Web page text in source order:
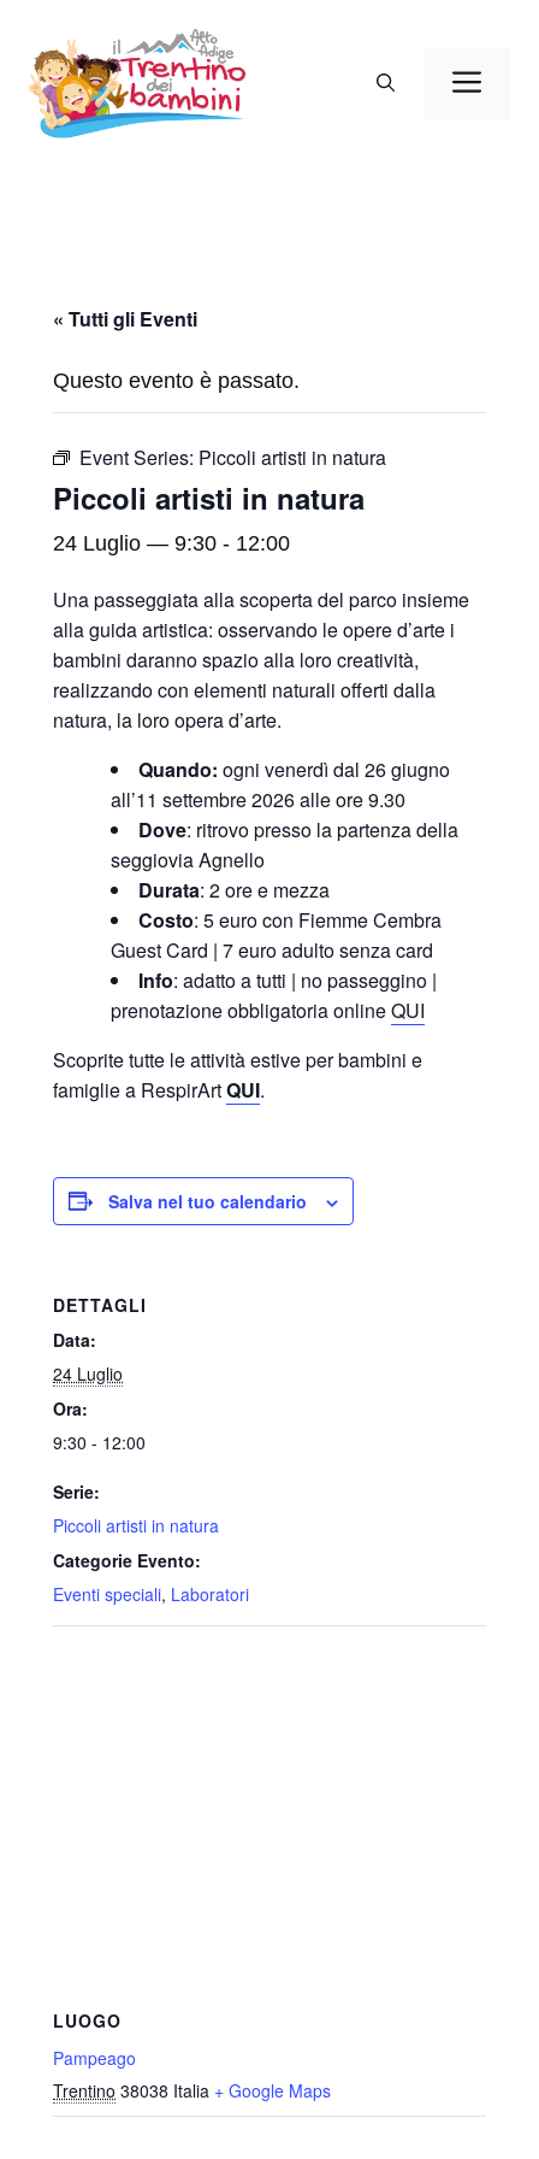
contenuto
« Tutti gli Eventi
Questo evento è passato.
Event Series: Piccoli artisti in natura
Piccoli artisti in natura
24 Luglio — 9:30 - 12:00
Una passeggiata alla scoperta del parco insieme
alla guida artistica: osservando le opere d’arte i
bambini daranno spazio alla loro creatività,
realizzando con elementi naturali offerti dalla
natura, la loro opera d’arte.
Quando: ogni venerdì dal 26 giugno
all’11 settembre 2026 alle ore 9.30
Dove: ritrovo presso la partenza della
seggiovia Agnello
Durata: 2 ore e mezza
Costo: 5 euro con Fiemme Cembra
Guest Card | 7 euro adulto senza card
Info: adatto a tutti | no passeggino |
prenotazione obbligatoria onlineQUI
Scoprite tutte le attività estive per bambini e
famiglie a RespirArtQUI.
Salva nel tuo calendario
DETTAGLI
Data:
24 Luglio
Ora:
9:30 - 12:00
Serie:
Piccoli artisti in natura
Categorie Evento:
Eventi speciali, Laboratori
LUOGO
Pampeago
Trentino 38038 Italia + Google Maps